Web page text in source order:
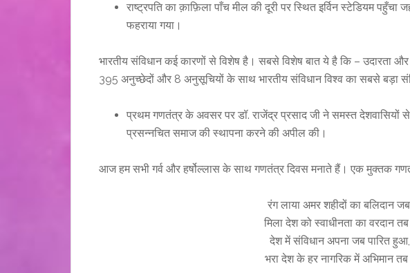
राष्ट्रपति का क़ाफ़िला पाँच मील की दूरी पर स्थित इर्विन स्टेडियम पहुँचा
फहराया गया।
भारतीय संविधान कई कारणों से विशेष है। सबसे विशेष बात ये है कि – उदारता और
395 अनुच्छेदों और 8 अनुसूचियों के साथ भारतीय संविधान विश्व का सबसे बड़ा
प्रथम गणतंत्र के अवसर पर डॉ. राजेंद्र प्रसाद जी ने समस्त देशवासियों
प्रसन्नचित समाज की स्थापना करने की अपील की।
आज हम सभी गर्व और हर्षोल्लास के साथ गणतंत्र दिवस मनाते हैं। एक मुक्तक
रंग लाया अमर शहीदों का बलिदान
मिला देश को स्वाधीनता का वरदान
देश में संविधान अपना जब पारित हुआ,
भरा देश के हर नागरिक में अभिमान